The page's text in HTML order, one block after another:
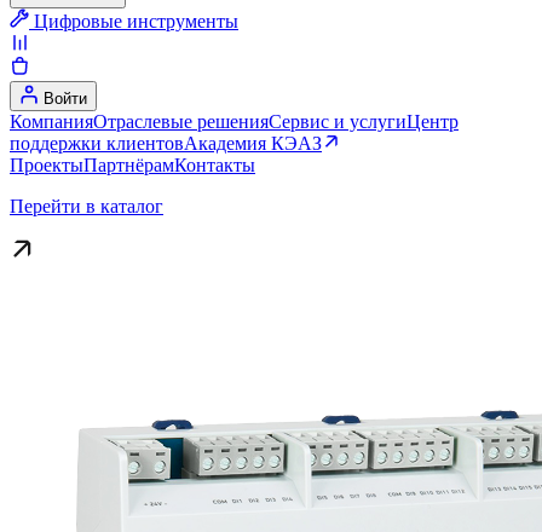
Цифровые инструменты
Войти
КомпанияОтраслевые решенияСервис и услугиЦентр
поддержки клиентовАкадемия КЭАЗ
ПроектыПартнёрамКонтакты
Перейти в каталог